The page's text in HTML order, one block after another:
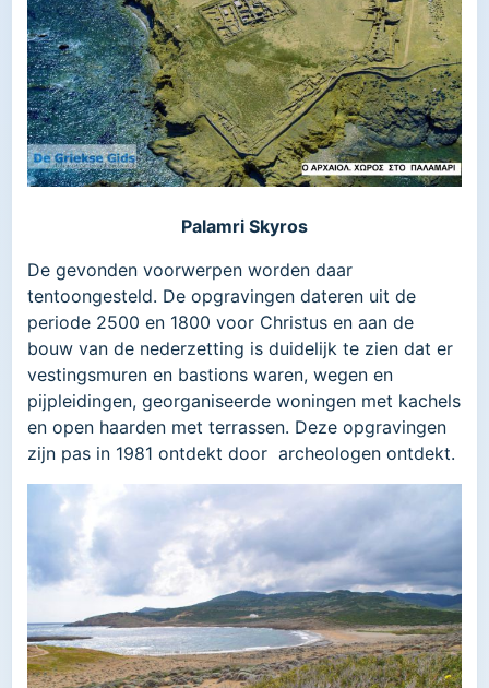
Palamri Skyros
De gevonden voorwerpen worden daar
tentoongesteld. De opgravingen dateren uit de
periode 2500 en 1800 voor Christus en aan de
bouw van de nederzetting is duidelijk te zien dat er
vestingsmuren en bastions waren, wegen en
pijpleidingen, georganiseerde woningen met kachels
en open haarden met terrassen. Deze opgravingen
zijn pas in 1981 ontdekt door archeologen ontdekt.